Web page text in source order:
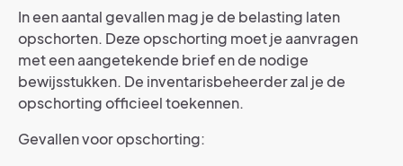
In een aantal gevallen mag je de belasting laten
opschorten. Deze opschorting moet je aanvragen
met een aangetekende brief en de nodige
bewijsstukken. De inventarisbeheerder zal je de
opschorting officieel toekennen.
Gevallen voor opschorting: